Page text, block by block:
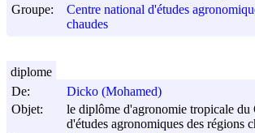
Groupe:
Centre national d'études
chaudes
De:
Dicko (Mohamed)
Objet:
le diplôme d'agronomie tropicale du
d'études agronomiques des régions
diplome